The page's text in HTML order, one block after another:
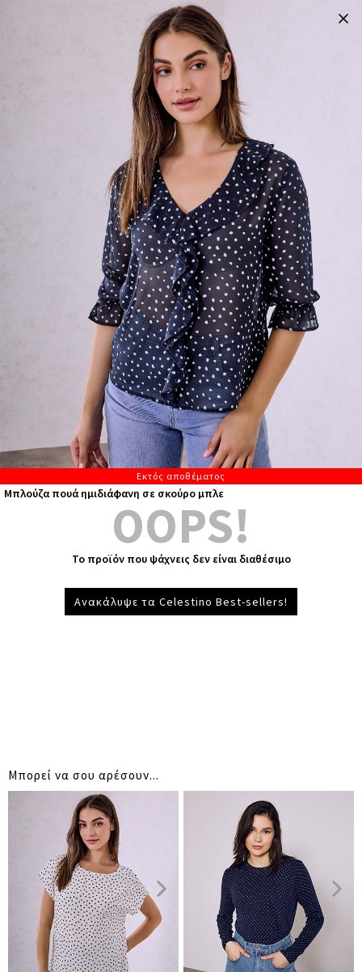
Εκτός αποθέματος
Μπλούζα πουά ημιδιάφανη σε σκούρο μπλε
OOPS!
Το προϊόν που ψάχνεις δεν είναι διαθέσιμο
Ανακάλυψε τα Celestino Best-sellers!
Μπορεί να σου αρέσουν...